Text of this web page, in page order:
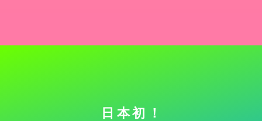
日本初！